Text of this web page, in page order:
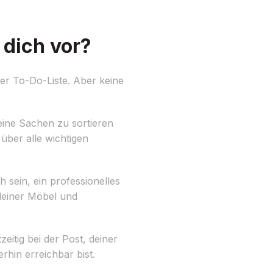
vor?
To-Do-Liste. Aber keine
Sachen zu sortieren
alle wichtigen
sein, ein professionelles
Möbel und
bei der Post, deiner
erreichbar bist.